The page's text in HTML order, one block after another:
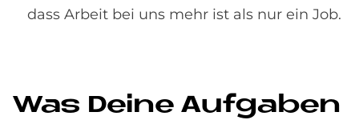
dass Arbeit bei uns mehr ist als nur ein Job.
Was De­i­ne Auf­ga­ben